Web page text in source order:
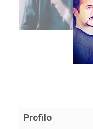
Profilo